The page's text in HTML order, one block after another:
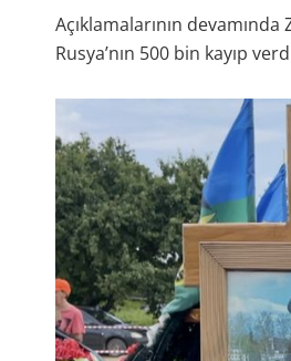
Açıklamalarının
Rusya’nın 500 bin kayıp